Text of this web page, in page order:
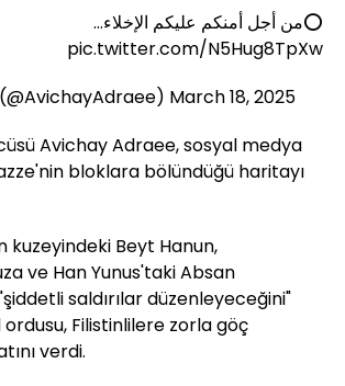
⭕️من أجل أمنكم عليكم الإخلاء…
pic.twitter.com/N5Hug8TpXw
— افيخاي ادرعي (@AvichayAdraee) March 18, 2025
Avichay Adraee, sosyal medya
bloklara bölündüğü haritayı
kuzeyindeki Beyt Hanun,
ve Han Yunus'taki Absan
saldırılar düzenleyeceğini"
ordusu, Filistinlilere zorla göç
verdi.